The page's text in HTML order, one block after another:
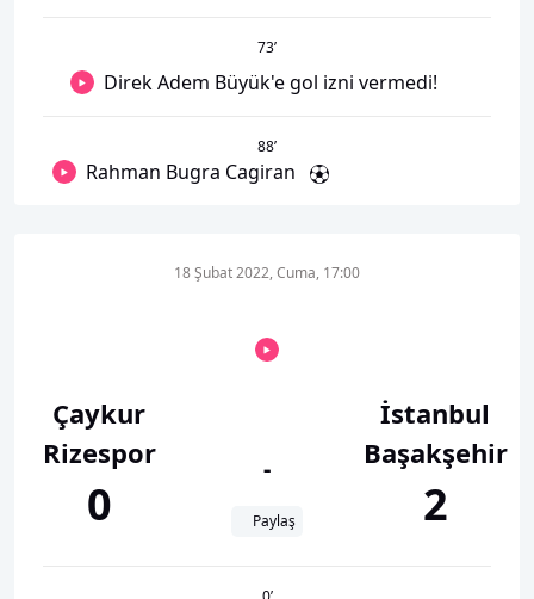
73’
Direk Adem Büyük'e gol izni vermedi!
88’
Rahman Bugra Cagiran
Çaykur
Rizespor
0
18 Şubat 2022, Cuma, 17:00
-
Paylaş
İstanbul
Başakşehir
2